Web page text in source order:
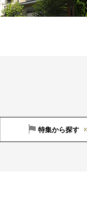
特集から探す